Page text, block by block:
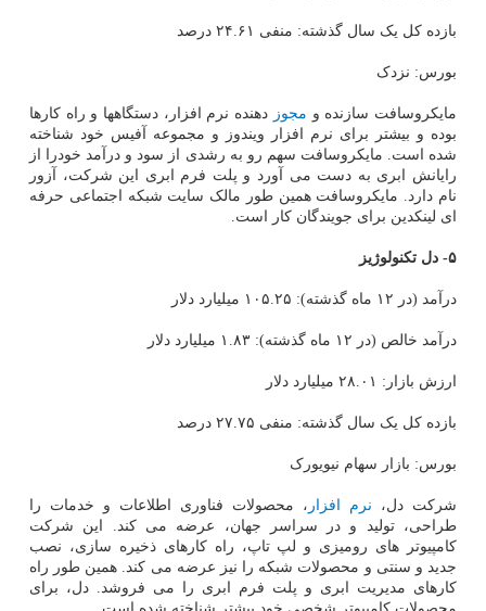
بازده کل یک سال گذشته: منفی ۲۴.۶۱ درصد
بورس: نزدک
مایکروسافت سازنده و مجوز دهنده نرم افزار، دستگاهها و راه کارها
بوده و بیشتر برای نرم افزار ویندوز و مجموعه آفیس خود شناخته
شده است. مایکروسافت سهم رو به رشدی از سود و درآمد خودرا از
رایانش ابری به دست می آورد و پلت فرم ابری این شرکت، آزور
نام دارد. مایکروسافت همین طور مالک سایت شبکه اجتماعی حرفه
ای لینکدین برای جویندگان کار است.
۵- دل تکنولوژیز
درآمد (در ۱۲ ماه گذشته): ۱۰۵.۲۵ میلیارد دلار
درآمد خالص (در ۱۲ ماه گذشته): ۱.۸۳ میلیارد دلار
ارزش بازار: ۲۸.۰۱ میلیارد دلار
بازده کل یک سال گذشته: منفی ۲۷.۷۵ درصد
بورس: بازار سهام نیویورک
شرکت دل، نرم افزار ، محصولات فناوری اطلاعات و خدمات را
طراحی، تولید و در سراسر جهان، عرضه می کند. این شرکت
کامپیوتر های رومیزی و لپ تاپ، راه کارهای ذخیره سازی، نصب
جدید و سنتی و محصولات شبکه را نیز عرضه می کند. همین طور راه
کارهای مدیریت ابری و پلت فرم ابری را می فروشد. دل، برای